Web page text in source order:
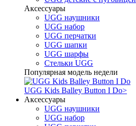
Аксессуары
UGG наушники
UGG набор
UGG перчатки
UGG шапки
UGG шарфы
Стельки UGG
Популярная модель недели
UGG Kids Balley Button I Do>
Аксессуары
UGG наушники
UGG набор